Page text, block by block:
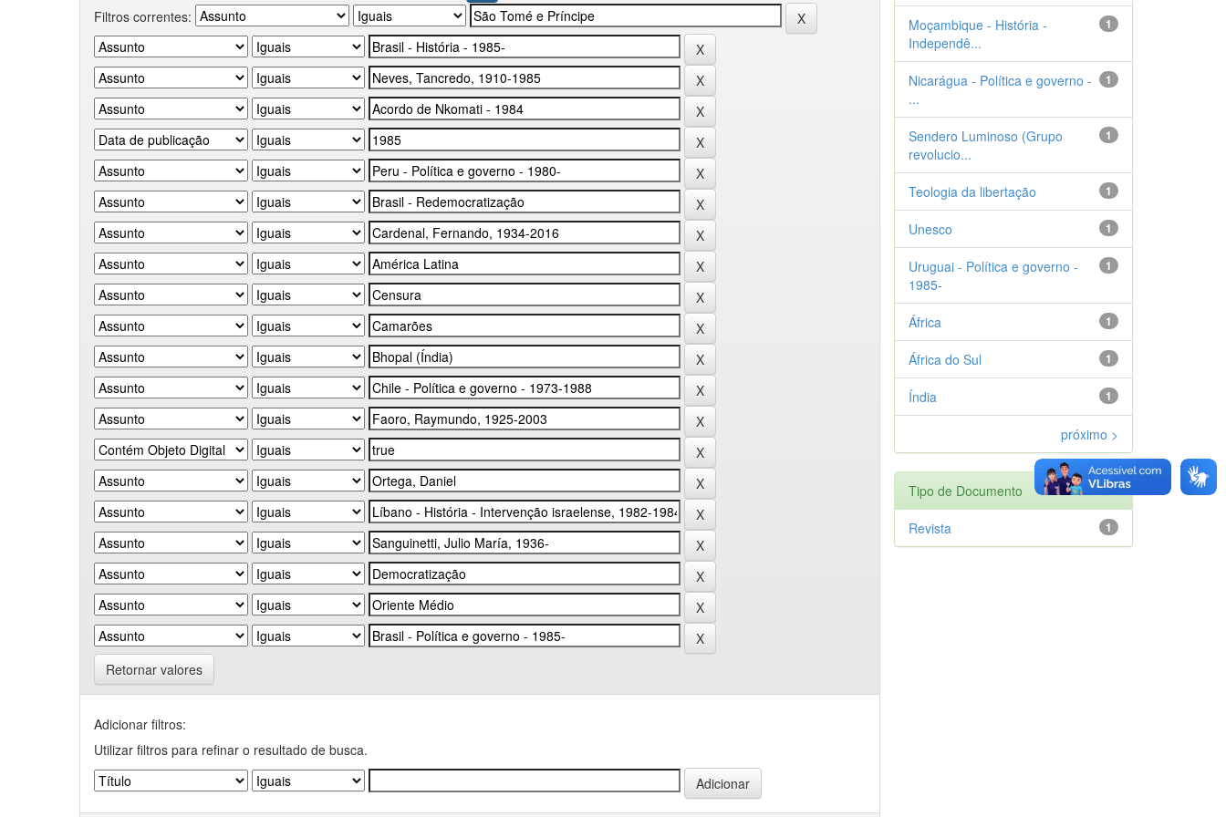
Filtros correntes:
Retornar valores
Adicionar filtros:
Utilizar filtros para refinar o resultado de busca.
1
Moçambique - História -
Independê...
1
Nicarágua - Política e governo -
...
1
Sendero Luminoso (Grupo
revolucio...
1
Teologia da libertação
1
Unesco
1
Uruguai - Política e governo -
1985-
1
África
1
África do Sul
1
Índia
próximo >
Tipo de Documento
1
Revista